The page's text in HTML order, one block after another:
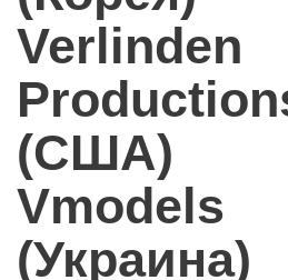
Verlinden
(США)
Vmodels
(Украина)